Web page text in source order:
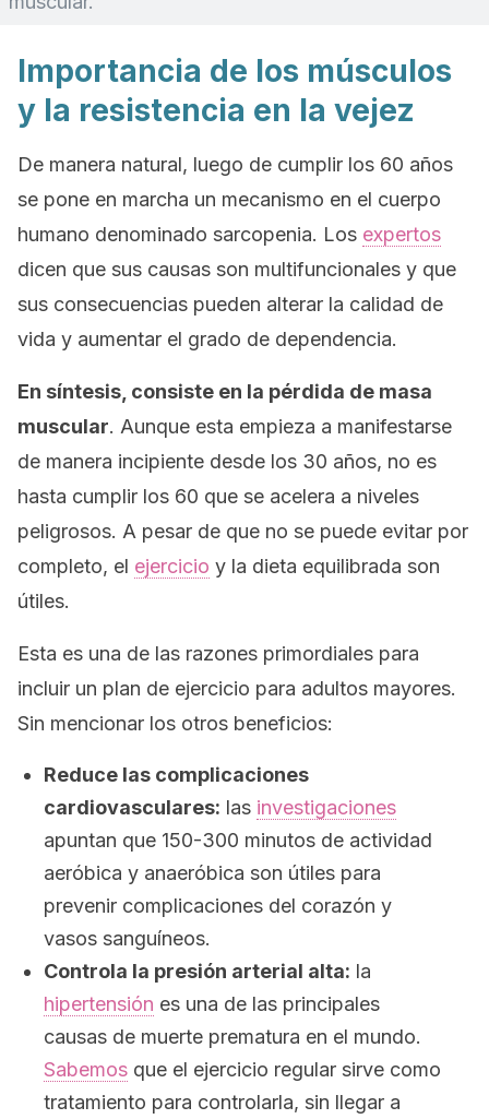
Importancia de los músculos
y la resistencia en la vejez
De manera natural, luego de cumplir los 60 años
se pone en marcha un mecanismo en el cuerpo
humano denominado sarcopenia. Los expertos
dicen que sus causas son multifuncionales y que
sus consecuencias pueden alterar la calidad de
vida y aumentar el grado de dependencia.
En síntesis, consiste en la pérdida de masa
muscular. Aunque esta empieza a manifestarse
de manera incipiente desde los 30 años, no es
hasta cumplir los 60 que se acelera a niveles
peligrosos. A pesar de que no se puede evitar por
completo, el ejercicio y la dieta equilibrada son
útiles.
Esta es una de las razones primordiales para
incluir un plan de ejercicio para adultos mayores.
Sin mencionar los otros beneficios:
Reduce las complicaciones
cardiovasculares: las investigaciones
apuntan que 150-300 minutos de actividad
aeróbica y anaeróbica son útiles para
prevenir complicaciones del corazón y
vasos sanguíneos.
Controla la presión arterial alta: la
hipertensión es una de las principales
causas de muerte prematura en el mundo.
Sabemos que el ejercicio regular sirve como
tratamiento para controlarla, sin llegar a